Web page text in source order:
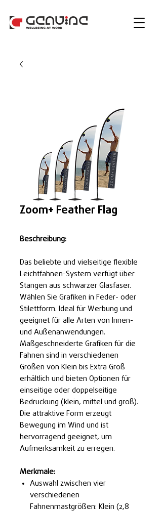
Zoom+ Feather Flag
Beschreibung:
Das beliebte und vielseitige flexible
Leichtfahnen-System verfügt über
Stangen aus schwarzer Glasfaser.
Wählen Sie Grafiken in Feder- oder
Stilettform. Ideal für Werbung und
geeignet für alle Arten von Innen-
und Außenanwendungen.
Maßgeschneiderte Grafiken für die
Fahnen sind in verschiedenen
Größen von Klein bis Extra Groß
erhältlich und bieten Optionen für
einseitige oder doppelseitige
Bedruckung (klein, mittel und groß).
Die attraktive Form erzeugt
Bewegung im Wind und ist
hervorragend geeignet, um
Aufmerksamkeit zu erregen.
Merkmale:
Auswahl zwischen vier
verschiedenen
Fahnenmastgrößen: Klein (2,8